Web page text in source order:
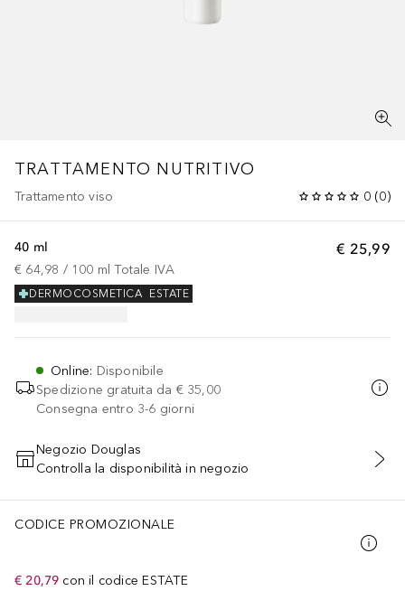
TRATTAMENTO NUTRITIVO
Trattamento viso 0 (0)
€ 25,99
40 ml
€ 64,98 / 100 ml Totale IVA
ESTATE
DERMOCOSMETICA
Online: Disponibile
Spedizione gratuita da € 35,00
Consegna entro 3-6 giorni
AGGIUNGI AL CARRELLO
Negozio Douglas
Controlla la disponibilità in negozio
CODICE PROMOZIONALE
€ 20,79 con il codice ESTATE